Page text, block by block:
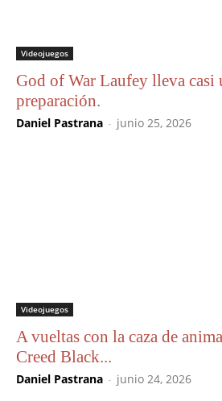
Videojuegos
God of War Laufey lleva casi
preparación.
Daniel Pastrana - junio 25, 2026
Videojuegos
A vueltas con la caza de
Creed Black...
Daniel Pastrana - junio 24, 2026